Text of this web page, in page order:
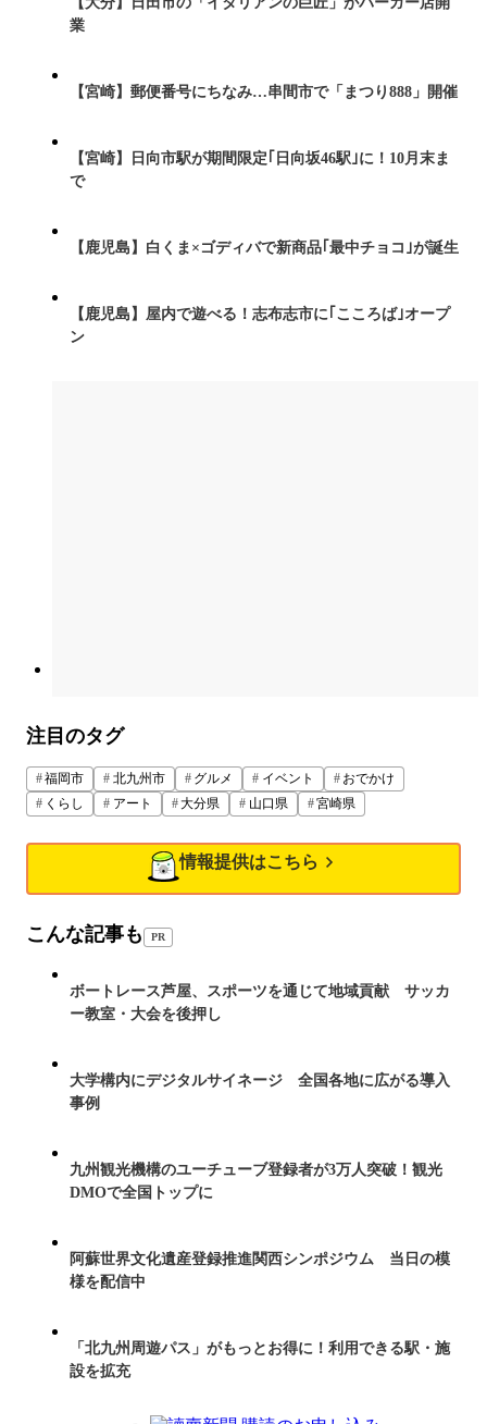
業
【宮崎】郵便番号にちなみ…串間市で「まつり888」開催
【宮崎】日向市駅が期間限定｢日向坂46駅｣に！10月末ま
で
【鹿児島】白くま×ゴディバで新商品｢最中チョコ｣が誕生
【鹿児島】屋内で遊べる！志布志市に｢こころば｣オープ
ン
注目のタグ
福岡市 北九州市 グルメ イベント
おでかけ
くらし
アート 大分県 山口県 宮崎県
情報提供はこちら
こんな記事も PR
ボートレース芦屋、スポーツを通じて地域貢献 サッカ
ー教室・大会を後押し
大学構内にデジタルサイネージ 全国各地に広がる導入
事例
九州観光機構のユーチューブ登録者が3万人突破！観光
DMOで全国トップに
阿蘇世界文化遺産登録推進関西シンポジウム 当日の模
様を配信中
「北九州周遊パス」がもっとお得に！利用できる駅・施
設を拡充